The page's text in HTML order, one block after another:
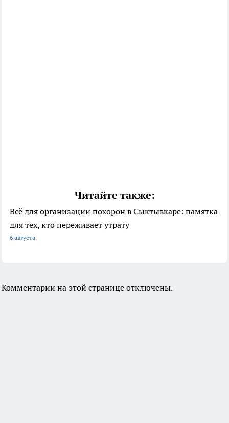
Читайте также:
Всё для организации похорон в Сыктывкаре: памятка
для тех, кто переживает утрату
6 августа
Комментарии на этой странице отключены.